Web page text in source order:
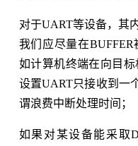
对于UART等设备，其
我们应尽量在
如计算机终端在向目标
设置UART只接收到一
谓浪费中断处理时间；
如果对某设备能采取